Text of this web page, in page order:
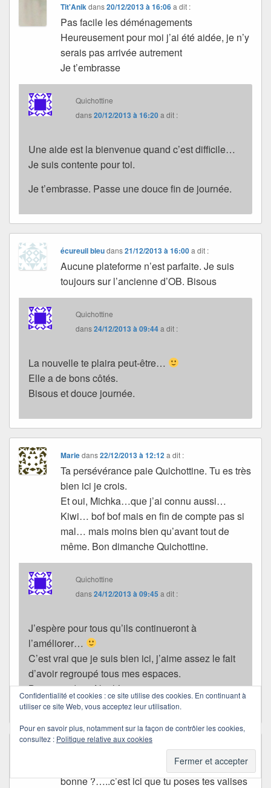
Tit'Anik dans20/12/2013 à 16:06 a dit :
Pas facile les déménagements
Heureusement pour moi j’ai été aidée, je n’y
serais pas arrivée autrement
Je t’embrasse
Quichottine
dans20/12/2013 à 16:20a dit :
Une aide est la bienvenue quand c’est difficile…
Je suis contente pour toi.
Je t’embrasse. Passe une douce fin de journée.
écureuil bleudans21/12/2013 à 16:00 a dit :
Aucune plateforme n’est parfaite. Je suis
toujours sur l’ancienne d’OB. Bisous
Quichottine
dans24/12/2013 à 09:44a dit :
La nouvelle te plaira peut-être…
Elle a de bons côtés.
Bisous et douce journée.
Mariedans22/12/2013 à 12:12 a dit :
Ta persévérance paie Quichottine. Tu es très
bien ici je crois.
Et oui, Michka…que j’ai connu aussi…
Kiwi… bof bof mais en fin de compte pas si
mal… mais moins bien qu’avant tout de
même. Bon dimanche Quichottine.
Quichottine
dans24/12/2013 à 09:45 a dit :
J’espère pour tous qu’ils continueront à
l’améliorer…
C’est vrai que je suis bien ici, j’aime assez le fait
d’avoir regroupé tous mes espaces.
Bisous et doux Noël à toi.
23/12/2013 à 10:22a dit :
Coucou Quichottine..alors, cette fois c’est la
bonne ?…..c’est ici que tu poses tes valises
Confidentialité et cookies : ce site utilise des cookies. En continuant à
utiliser ce site Web, vous acceptez leur utilisation.
Pour en savoir plus, notamment sur la façon de contrôler les cookies,
consultez : Politique relative aux cookies